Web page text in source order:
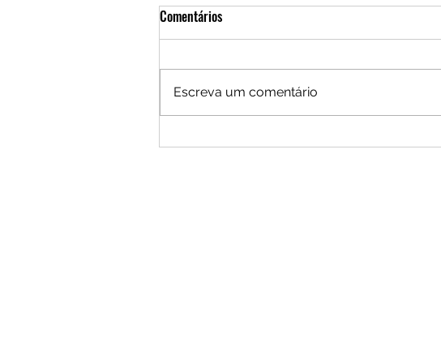
Por um Brasil que busque seus
Comentários
Escreva um comentário